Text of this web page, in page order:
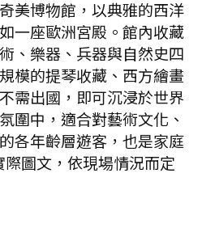
美博物館，以典雅的西洋
一座歐洲宮殿。館內收藏
、樂器、兵器與自然史四
模的提琴收藏、西方繪畫
需出國，即可沉浸於世界
圍中，適合對藝術文化、
各年齡層遊客，也是家庭
圖文，依現場情況而定